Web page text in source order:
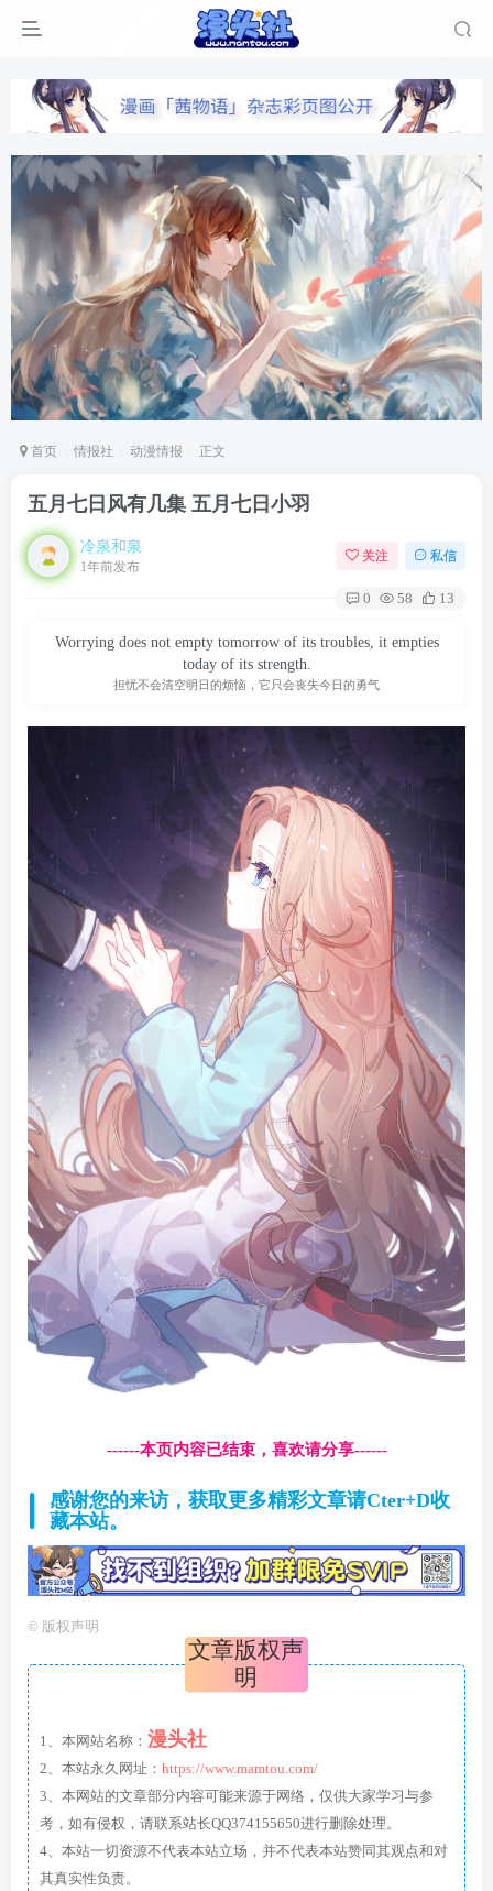
首页 情报社 动漫情报 正文
五月七日风有几集 五月七日小羽
冷泉和泉
1年前发布
关注 私信
0 58 13
Worrying does not empty tomorrow of its troubles, it empties
today of its strength.
担忧不会清空明日的烦恼，它只会丧失今日的勇气
------本页内容已结束，喜欢请分享------
感谢您的来访，获取更多精彩文章请Cter+D收
藏本站。
© 版权声明
文章版权声
明
1、本网站名称： 漫头社
2、本站永久网址： https://www.mamtou.com/
3、本网站的文章部分内容可能来源于网络，仅供大家学习与参
考，如有侵权，请联系站长QQ374155650进行删除处理。
4、本站一切资源不代表本站立场，并不代表本站赞同其观点和对
其真实性负责。